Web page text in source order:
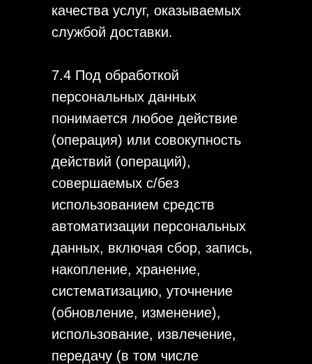
качества услуг, оказываемых
службой доставки.
7.4 Под обработкой
персональных данных
понимается любое действие
(операция) или совокупность
действий (операций),
совершаемых с/без
использованием средств
автоматизации персональных
данных, включая сбор, запись,
накопление, хранение,
систематизацию, уточнение
(обновление, изменение),
использование, извлечение,
передачу (в том числе